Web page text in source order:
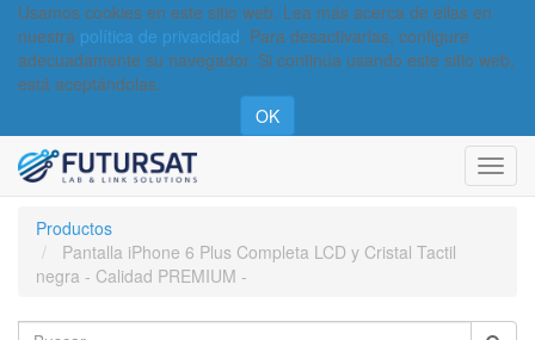
Usamos cookies en este sitio web. Lea más acerca de ellas en
nuestra política de privacidad. Para desactivarlas, configure
adecuadamente su navegador. Si continúa usando este sitio web,
está aceptándolas.
OK
Productos
Pantalla iPhone 6 Plus Completa LCD y Cristal Tactil
negra - Calidad PREMIUM -